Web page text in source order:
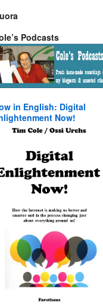
Podcasts
in English: Digital
Now!